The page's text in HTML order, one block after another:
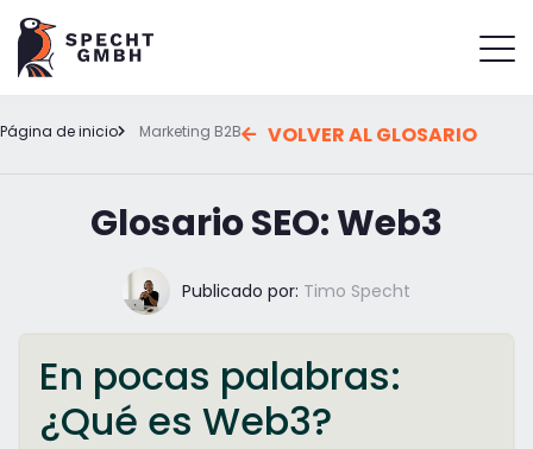
Página de inicio Marketing B2B VOLVER AL GLOSARIO
Glosario SEO: Web3
Publicado por: Timo Specht
En pocas palabras:
¿Qué es Web3?